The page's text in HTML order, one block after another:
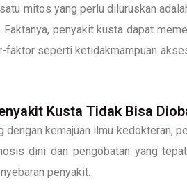
mitos yang perlu diluruskan
Faktanya, penyakit kusta dapat
faktor seperti ketidakmampuan
Kusta Tidak Bisa
dengan kemajuan ilmu kedokteran,
dini dan pengobatan yang
penyakit.